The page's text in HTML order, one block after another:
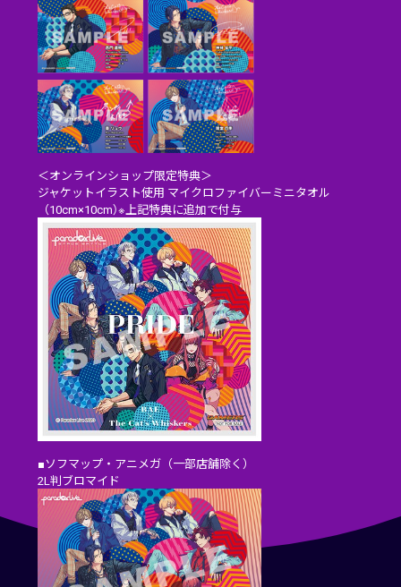
＜オンラインショップ限定特典＞
ジャケットイラスト使用 マイクロファイバーミニタオル
（10cm×10cm）※上記特典に追加で付与
■ソフマップ・アニメガ（一部店舗除く）
2L判ブロマイド